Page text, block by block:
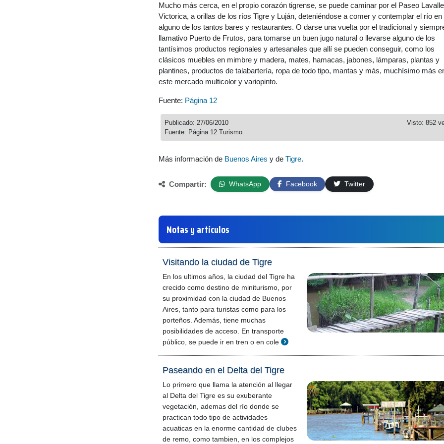
Mucho más cerca, en el propio corazón tigrense, se puede caminar por el Paseo Lavalle
Victorica, a orillas de los ríos Tigre y Luján, deteniéndose a comer y contemplar el río en
alguno de los tantos bares y restaurantes. O darse una vuelta por el tradicional y
llamativo Puerto de Frutos, para tomarse un buen jugo natural o llevarse alguno de los
tantísimos productos regionales y artesanales que allí se pueden conseguir, como los
clásicos muebles en mimbre y madera, mates, hamacas, jabones, lámparas, plantas y
plantines, productos de talabartería, ropa de todo tipo, mantas y más, muchísimo más
este mercado multicolor y variopinto.
Fuente: Página 12
Visto: 852
Publicado: 27/06/2010
Fuente: Página 12 Turismo
Más información de Buenos Aires y de Tigre.
Compartir: WhatsApp Facebook Twitter
Notas y artículos
Visitando la ciudad de Tigre
En los ultimos años, la ciudad del Tigre ha
crecido como destino de miniturismo, por
su proximidad con la ciudad de Buenos
Aires, tanto para turistas como para los
porteños. Además, tiene muchas
posibilidades de acceso. En transporte
público, se puede ir en tren o en cole
Paseando en el Delta del Tigre
Lo primero que llama la atención al llegar
al Delta del Tigre es su exuberante
vegetación, ademas del río donde se
practican todo tipo de actividades
acuaticas en la enorme cantidad de clubes
de remo, como tambien, en los complejos